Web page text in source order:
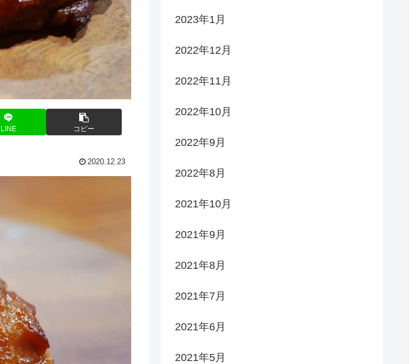
LINE コピー
2020.12.23
2023年1月
2022年12月
2022年11月
2022年10月
2022年9月
2022年8月
2021年10月
2021年9月
2021年8月
2021年7月
2021年6月
2021年5月